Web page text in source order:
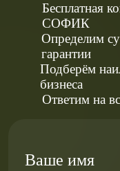
Бесплатная
СОФИК
Определим
гарантии
Подберём
бизнеса
Ответим на
Ваше имя